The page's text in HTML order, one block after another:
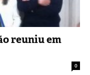
reuniu em
0